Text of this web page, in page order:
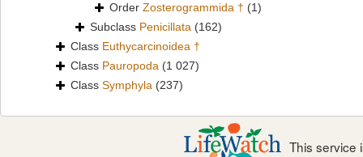
Order Zosterogrammida † (1)
Subclass Penicillata (162)
Class Euthycarcinoidea †
Class Pauropoda (1 027)
Class Symphyla (237)
This service